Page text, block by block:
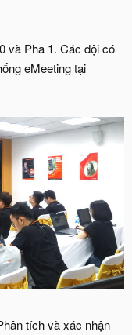
và Pha 1. Các đội có
eMeeting tại
tích và xác nhận